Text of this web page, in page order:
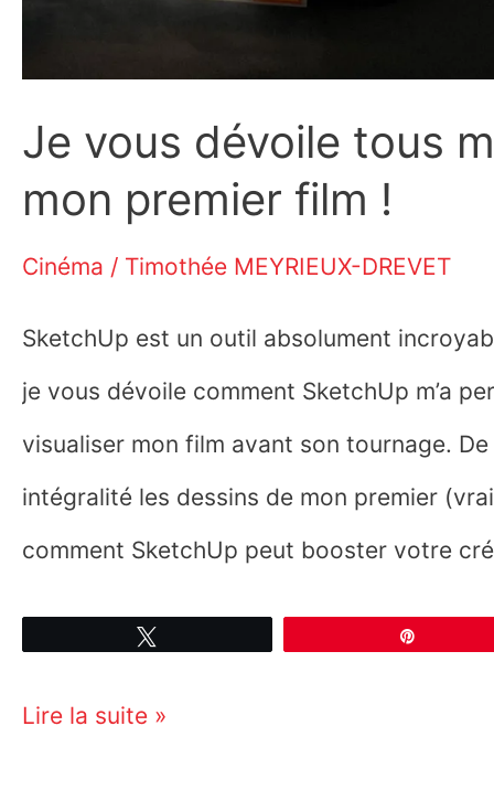
Je vous dévoile tous
mon premier film !
Cinéma / Timothée MEYRIEUX-DREVET
SketchUp est un outil absolument
je vous dévoile comment SketchUp m’a
visualiser mon film avant son tournage.
intégralité les dessins de mon premier
comment SketchUp peut booster votre
Je
Lire la suite »